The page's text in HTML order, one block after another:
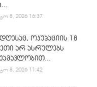
8, 2026 16:37
ოკუპაციის 18
არ ასრულებს
8, 2026 11:42